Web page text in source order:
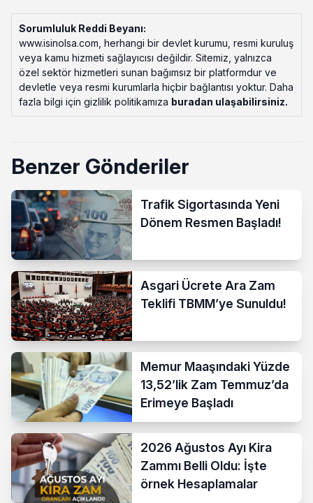
Sorumluluk Reddi Beyanı:
www.isinolsa.com, herhangi bir devlet kurumu, resmi kuruluş
veya kamu hizmeti sağlayıcısı değildir. Sitemiz, yalnızca
özel sektör hizmetleri sunan bağımsız bir platformdur ve
devletle veya resmi kurumlarla hiçbir bağlantısı yoktur. Daha
fazla bilgi için gizlilik politikamıza buradan ulaşabilirsiniz.
Benzer Gönderiler
Trafik Sigortasında Yeni
Dönem Resmen Başladı!
Asgari Ücrete Ara Zam
Teklifi TBMM’ye Sunuldu!
Memur Maaşındaki Yüzde
13,52’lik Zam Temmuz’da
Erimeye Başladı
2026 Ağustos Ayı Kira
Zammı Belli Oldu: İşte
örnek Hesaplamalar